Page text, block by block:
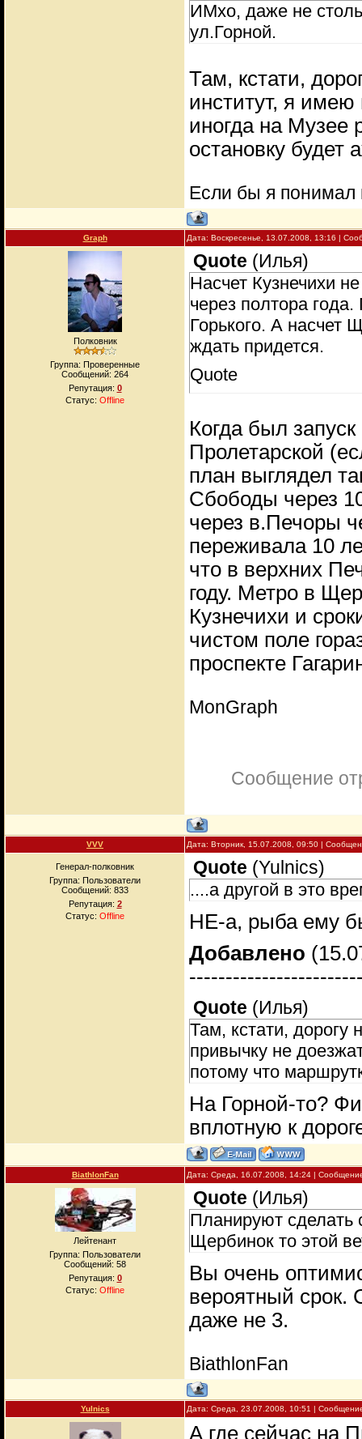
ИМхо, даже не
ул.Горной.
Там, кстати,
институт, я
иногда на Музее
остановку будет
Если бы я понимал
Graph Дата: Воскресенье, 13.07.2008, 13:16 |
Полковник
Группа: Проверенные
Сообщений: 264
Репутация: 0
Статус: Offline
Quote (Илья)
Насчет Кузнечихи
через полтора
Горького. А насчет
ждать придется.
Quote
Когда был
Пролетарской
план выглядел
Сбободы через
через в.Печоры
переживала 10
что в верхних
году. Метро в
Кузнечихи и
чистом поле
проспекте
MonGraph
Сообщение
VVV Дата: Вторник, 15.07.2008, 09:50 |
Генерал-полковник
Группа: Пользователи
Сообщений: 833
Репутация: 2
Статус: Offline
Quote (Yulnics)
....а другой в это
НЕ-а, рыба ему
Добавлено
Quote (Илья)
Там, кстати, дорогу
привычку не
потому что
На Горной-то?
вплотную к
BiathlonFan Дата: Среда, 16.07.2008, 14:24 |
Лейтенант
Группа: Пользователи
Сообщений: 58
Репутация: 0
Статус: Offline
Quote (Илья)
Планируют сделать
Щербинок то этой
Вы очень
вероятный срок.
даже не 3.
BiathlonFan
Yulnics Дата: Среда, 23.07.2008, 10:51 |
А где сейчас на